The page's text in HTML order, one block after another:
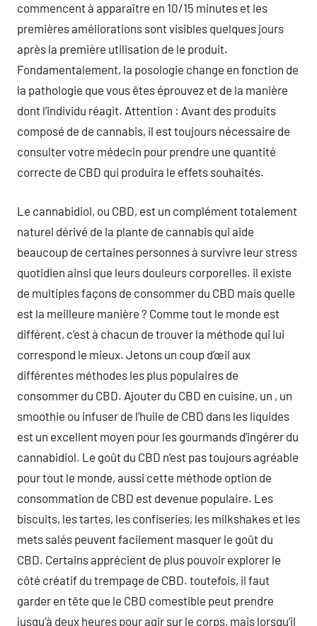
commencent à apparaître en 10/15 minutes et les
premières améliorations sont visibles quelques jours
après la première utilisation de le produit.
Fondamentalement, la posologie change en fonction de
la pathologie que vous êtes éprouvez et de la manière
dont l’individu réagit. Attention : Avant des produits
composé de de cannabis, il est toujours nécessaire de
consulter votre médecin pour prendre une quantité
correcte de CBD qui produira le effets souhaités.
Le cannabidiol, ou CBD, est un complément totalement
naturel dérivé de la plante de cannabis qui aide
beaucoup de certaines personnes à survivre leur stress
quotidien ainsi que leurs douleurs corporelles. il existe
de multiples façons de consommer du CBD mais quelle
est la meilleure manière ? Comme tout le monde est
différent, c’est à chacun de trouver la méthode qui lui
correspond le mieux. Jetons un coup d’œil aux
différentes méthodes les plus populaires de
consommer du CBD. Ajouter du CBD en cuisine, un , un
smoothie ou infuser de l’huile de CBD dans les liquides
est un excellent moyen pour les gourmands d’ingérer du
cannabidiol. Le goût du CBD n’est pas toujours agréable
pour tout le monde, aussi cette méthode option de
consommation de CBD est devenue populaire. Les
biscuits, les tartes, les confiseries, les milkshakes et les
mets salés peuvent facilement masquer le goût du
CBD. Certains apprécient de plus pouvoir explorer le
côté créatif du trempage de CBD. toutefois, il faut
garder en tête que le CBD comestible peut prendre
jusqu’à deux heures pour agir sur le corps, mais lorsqu’il